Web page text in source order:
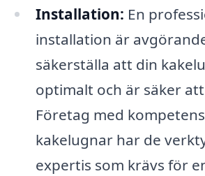
Installation: En
installation är
säkerställa att din
optimalt och är säker
Företag med
kakelugnar har de
expertis som krävs för